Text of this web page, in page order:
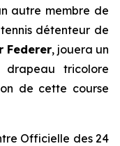
autre membre de
détenteur de
Federer, jouera un
tricolore
de cette course
Officielle des 24